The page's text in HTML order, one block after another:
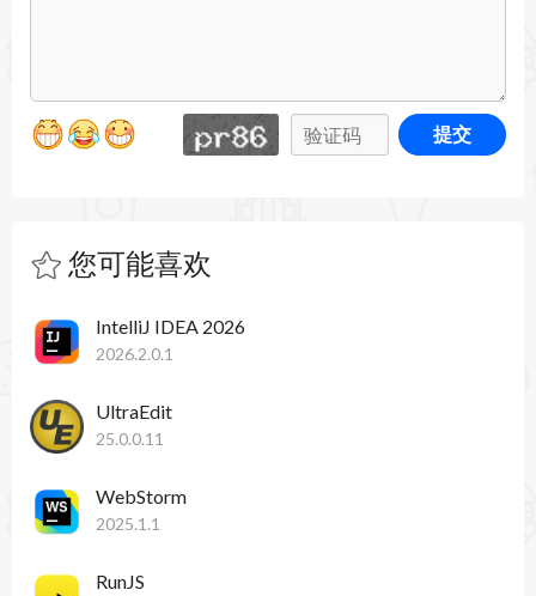
支持最新的iOS 11、tvOS，Auto Layout等，
Reveal 破解版可以实时的调试查看界面布局，解
于UI上的层的显示很清晰直观，可以很方便的用于
好用！
更新日期：2025年4月23日
- 修复macOS 15.4 Sequoia中的Bonjour严重Bug，
该问题影响Reveal在模拟器或设备上发现应用的能
力。
提交
您可能喜欢
IntelliJ IDEA 2026
2026.2.0.1
UltraEdit
25.0.0.11
WebStorm
2025.1.1
RunJS